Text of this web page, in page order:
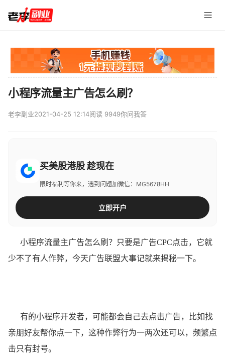
小程序流量主广告怎么刷？
老李副业2021-04-25 12:14阅读 9949你问我答
买美股港股 趁现在
限时福利等你来，遇到问题加微信：MG5678HH
立即开户
小程序流量主广告怎么刷？只要是广告CPC点击，它就
少不了有人作弊，今天广告联盟大事记就来揭秘一下。
有的小程序开发者，可能都会自己去点击广告，比如找
亲朋好友帮你点一下，这种作弊行为一两次还可以，频繁点
击只有封号。